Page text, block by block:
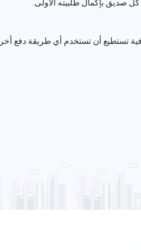
تستطيع أن تستخدم أي طريقة دفع